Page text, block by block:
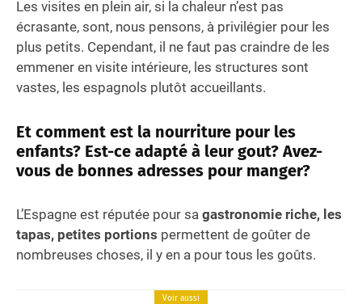
Les visites en plein air, si la chaleur n’est pas
écrasante, sont, nous pensons, à privilégier pour les
plus petits. Cependant, il ne faut pas craindre de les
emmener en visite intérieure, les structures sont
vastes, les espagnols plutôt accueillants.
Et comment est la nourriture pour les
enfants? Est-ce adapté à leur gout? Avez-
vous de bonnes adresses pour manger?
L’Espagne est réputée pour sa gastronomie riche, les
tapas, petites portions permettent de goûter de
nombreuses choses, il y en a pour tous les goûts.
Voir aussi